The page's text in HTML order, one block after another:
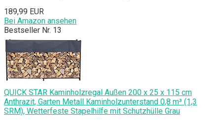
189,99 EUR
Bei Amazon ansehen
Bestseller Nr. 13
QUICK STAR Kaminholzregal Außen 200 x 25 x 115 cm
Anthrazit, Garten Metall Kaminholzunterstand 0,8 m³ (1,3
SRM), Wetterfeste Stapelhilfe mit Schutzhülle Grau